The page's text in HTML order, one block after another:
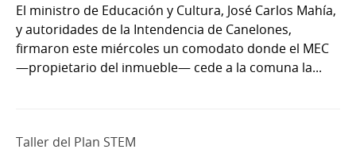
El ministro de Educación y Cultura, José Carlos Mahía,
y autoridades de la Intendencia de Canelones,
firmaron este miércoles un comodato donde el MEC
—propietario del inmueble— cede a la comuna la...
Taller del Plan STEM